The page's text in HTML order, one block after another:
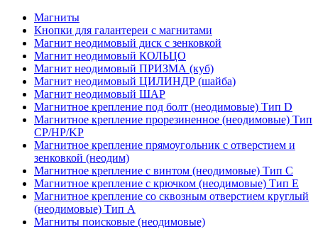
Магниты
Кнопки для галантереи с магнитами
Магнит неодимовый диск с зенковкой
Магнит неодимовый КОЛЬЦО
Магнит неодимовый ПРИЗМА (куб)
Магнит неодимовый ЦИЛИНДР (шайба)
Магнит неодимовый ШАР
Магнитное крепление под болт (неодимовые) Тип D
Магнитное крепление прорезиненное (неодимовые) Тип
CP/HP/KP
Магнитное крепление прямоугольник с отверстием и
зенковкой (неодим)
Магнитное крепление с винтом (неодимовые) Тип С
Магнитное крепление с крючком (неодимовые) Тип Е
Магнитное крепление со сквозным отверстием круглый
(неодимовые) Тип А
Магниты поисковые (неодимовые)